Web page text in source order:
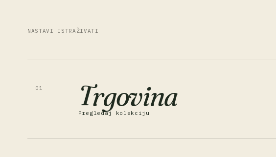
NASTAVI ISTRAŽIVATI
01 Trgovina
Pregledaj kolekciju